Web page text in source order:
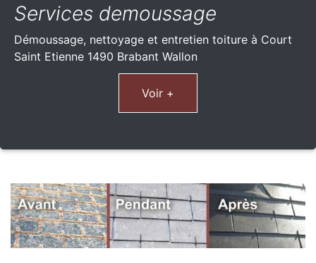
Services demoussage
Démoussage, nettoyage et entretien toiture à Court
Saint Etienne 1490 Brabant Wallon
Voir +